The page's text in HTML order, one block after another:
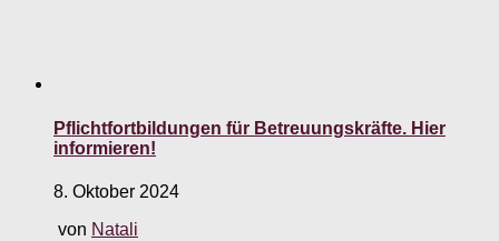
Pflichtfortbildungen für Betreuungskräfte. Hier
informieren!
8. Oktober 2024
von Natali